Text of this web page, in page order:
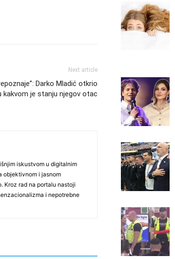
Next article
Darko Mladić otkrio
kakvom je stanju njegov otac
iskustvom u digitalnim
objektivnom i jasnom
Kroz rad na portalu nastoji
i nepotrebne